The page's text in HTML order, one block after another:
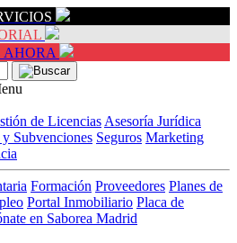
AHORA
de Licencias Asesoría Jurídica
Subvenciones Seguros Marketing
Formación Proveedores Planes de
Portal Inmobiliario Placa de
en Saborea Madrid